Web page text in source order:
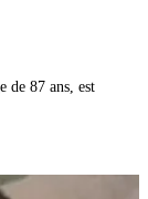
de 87 ans, est